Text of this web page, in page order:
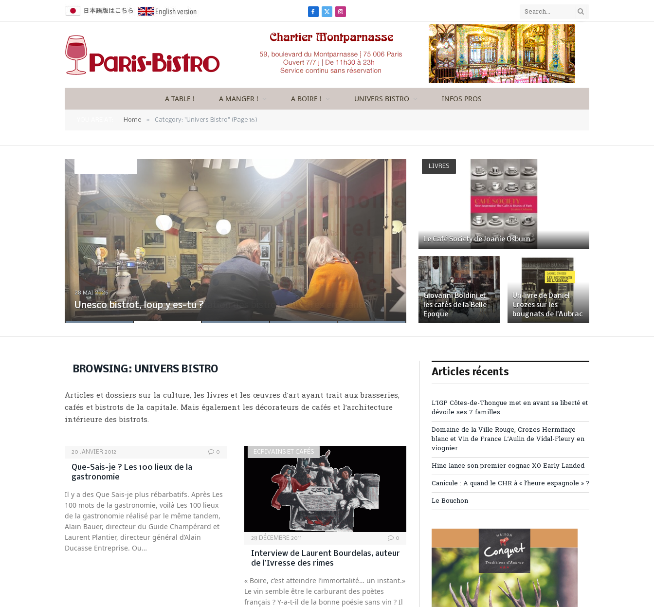
Facebook
X
Instagram
A TABLE ! A MANGER ! A BOIRE ! UNIVERS BISTRO INFOS PROS
Home » Category: "Univers Bistro" (Page 16)
Pétition pour soutenir l’Association des bistrots et cafés en France
28 MAI 2026
Unesco bistrot, loup y es-tu ?
Petite histoire de la tête de veau, quand la gastronomie fait de la
politique par Pierre Michon
La Tournée des patrons, les 100 meilleurs bistrots à vin de Paris
Une histoire populaire des bistrots par Laurent Bihl
LIVRES
Le Café Society de Joanie Osburn
Giovanni Boldini et
les cafés de la Belle
Epoque
Un livre de Daniel
Crozes sur les
bougnats de l’Aubrac
BROWSING: UNIVERS BISTRO
Articles et dossiers sur la culture, les livres et les œuvres d’art ayant trait aux brasseries,
cafés et bistrots de la capitale. Mais également les décorateurs de cafés et l’architecture
intérieure des bistrots.
20 JANVIER 2012 0
Que-Sais-je ? Les 100 lieux de la
gastronomie
Il y a des Que Sais-je plus rébarbatifs. Après Les
100 mots de la gastronomie, voilà Les 100 lieux
de la gastronomie réalisé par le même tandem,
Alain Bauer, directeur du Guide Champérard et
Laurent Plantier, directeur général d’Alain
Ducasse Entreprise. Ou…
ECRIVAINS ET CAFÉS
28 DÉCEMBRE 2011 0
Interview de Laurent Bourdelas, auteur
de l’Ivresse des rimes
« Boire, c’est atteindre l’immortalité… un instant.»
Le vin semble être le carburant des poètes
français ? Y-a-t-il de la bonne poésie sans vin ? Il
Articles récents
L’IGP Côtes-de-Thongue met en avant sa liberté et
dévoile ses 7 familles
Domaine de la Ville Rouge, Crozes Hermitage
blanc et Vin de France L’Aulin de Vidal-Fleury en
viognier
Hine lance son premier cognac XO Early Landed
Canicule : A quand le CHR à « l’heure espagnole » ?
Le Bouchon